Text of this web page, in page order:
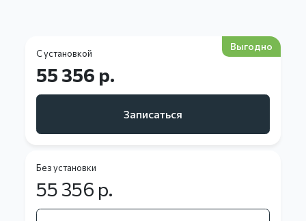
С установкой
Выгодно
55 356 р.
Записаться
Без установки
55 356 р.